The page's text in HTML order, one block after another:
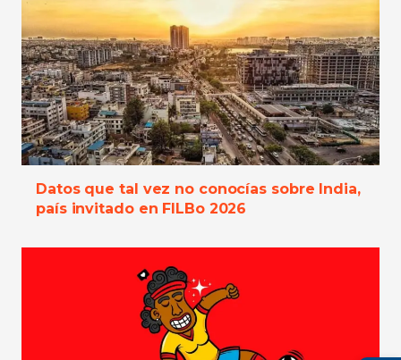
Datos que tal vez no conocías sobre India,
país invitado en FILBo 2026